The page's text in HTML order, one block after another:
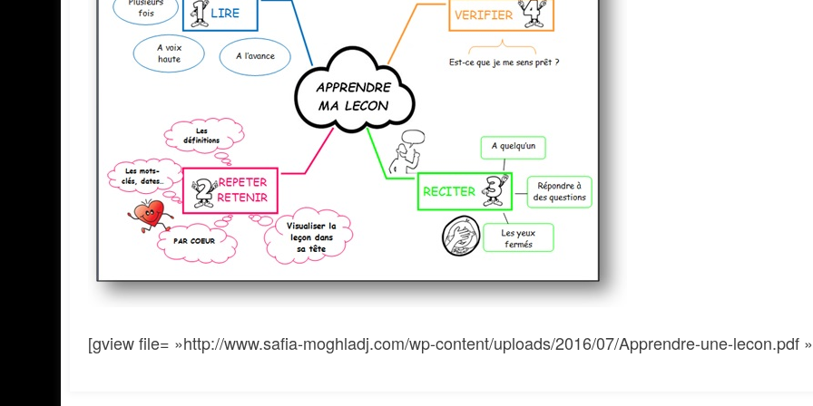
[gview file= »http://www.safia-moghladj.com/wp-content/uploads/2016/07/Apprendre-une-lecon.pdf